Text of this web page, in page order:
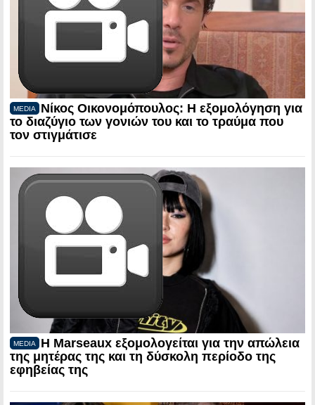
MEDIA
Νίκος Οικονομόπουλος: Η εξομολόγηση για
το διαζύγιο των γονιών του και το τραύμα που
τον στιγμάτισε
MEDIA
Η Marseaux εξομολογείται για την απώλεια
της μητέρας της και τη δύσκολη περίοδο της
εφηβείας της